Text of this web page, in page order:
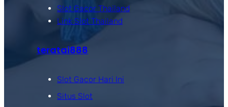
Slot Gacor Thailand
Link Slot Thailand
teratai888
Slot Gacor Hari Ini
Situs Slot